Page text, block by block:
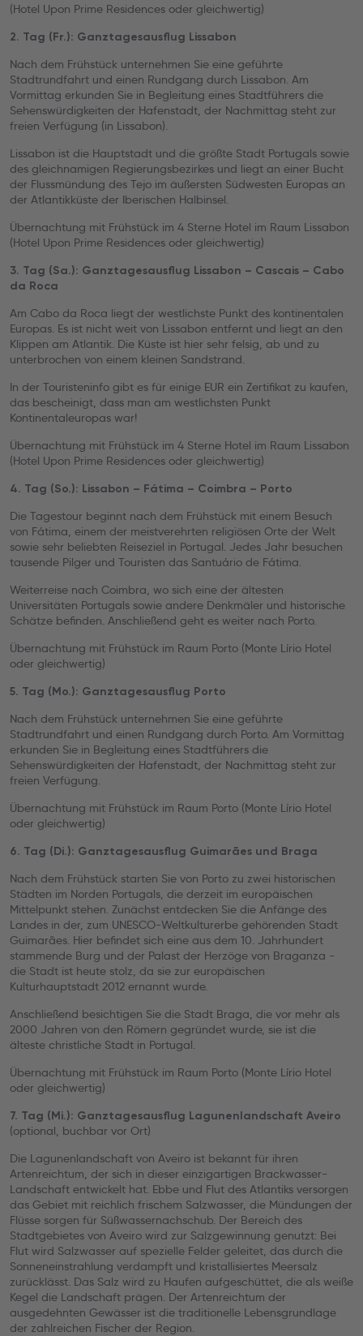
(Hotel Upon Prime Residences oder gleichwertig)
2. Tag (Fr.): Ganztagesausflug Lissabon
Nach dem Frühstück unternehmen Sie eine geführte
Stadtrundfahrt und einen Rundgang durch Lissabon. Am
Vormittag erkunden Sie in Begleitung eines Stadtführers die
Sehenswürdigkeiten der Hafenstadt, der Nachmittag steht zur
freien Verfügung (in Lissabon).
Lissabon ist die Hauptstadt und die größte Stadt Portugals sowie
des gleichnamigen Regierungsbezirkes und liegt an einer Bucht
der Flussmündung des Tejo im äußersten Südwesten Europas an
der Atlantikküste der Iberischen Halbinsel.
Übernachtung mit Frühstück im 4 Sterne Hotel im Raum Lissabon
(Hotel Upon Prime Residences oder gleichwertig)
3. Tag (Sa.): Ganztagesausflug Lissabon – Cascais – Cabo
da Roca
Am Cabo da Roca liegt der westlichste Punkt des kontinentalen
Europas. Es ist nicht weit von Lissabon entfernt und liegt an den
Klippen am Atlantik. Die Küste ist hier sehr felsig, ab und zu
unterbrochen von einem kleinen Sandstrand.
In der Touristeninfo gibt es für einige EUR ein Zertifikat zu kaufen,
das bescheinigt, dass man am westlichsten Punkt
Kontinentaleuropas war!
Übernachtung mit Frühstück im 4 Sterne Hotel im Raum Lissabon
(Hotel Upon Prime Residences oder gleichwertig)
4. Tag (So.): Lissabon – Fátima – Coimbra – Porto
Die Tagestour beginnt nach dem Frühstück mit einem Besuch
von Fátima, einem der meistverehrten religiösen Orte der Welt
sowie sehr beliebten Reiseziel in Portugal. Jedes Jahr besuchen
tausende Pilger und Touristen das Santuário de Fátima.
Weiterreise nach Coimbra, wo sich eine der ältesten
Universitäten Portugals sowie andere Denkmäler und historische
Schätze befinden. Anschließend geht es weiter nach Porto.
Übernachtung mit Frühstück im Raum Porto (Monte Lírio Hotel
oder gleichwertig)
5. Tag (Mo.): Ganztagesausflug Porto
Nach dem Frühstück unternehmen Sie eine geführte
Stadtrundfahrt und einen Rundgang durch Porto. Am Vormittag
erkunden Sie in Begleitung eines Stadtführers die
Sehenswürdigkeiten der Hafenstadt, der Nachmittag steht zur
freien Verfügung.
Übernachtung mit Frühstück im Raum Porto (Monte Lírio Hotel
oder gleichwertig)
6. Tag (Di.): Ganztagesausflug Guimarães und Braga
Nach dem Frühstück starten Sie von Porto zu zwei historischen
Städten im Norden Portugals, die derzeit im europäischen
Mittelpunkt stehen. Zunächst entdecken Sie die Anfänge des
Landes in der, zum UNESCO-Weltkulturerbe gehörenden Stadt
Guimarães. Hier befindet sich eine aus dem 10. Jahrhundert
stammende Burg und der Palast der Herzöge von Braganza -
die Stadt ist heute stolz, da sie zur europäischen
Kulturhauptstadt 2012 ernannt wurde.
Anschließend besichtigen Sie die Stadt Braga, die vor mehr als
2000 Jahren von den Römern gegründet wurde, sie ist die
älteste christliche Stadt in Portugal.
Übernachtung mit Frühstück im Raum Porto (Monte Lírio Hotel
oder gleichwertig)
7. Tag (Mi.): Ganztagesausflug Lagunenlandschaft Aveiro
(optional, buchbar vor Ort)
Die Lagunenlandschaft von Aveiro ist bekannt für ihren
Artenreichtum, der sich in dieser einzigartigen Brackwasser-
Landschaft entwickelt hat. Ebbe und Flut des Atlantiks versorgen
das Gebiet mit reichlich frischem Salzwasser, die Mündungen der
Flüsse sorgen für Süßwassernachschub. Der Bereich des
Stadtgebietes von Aveiro wird zur Salzgewinnung genutzt: Bei
Flut wird Salzwasser auf spezielle Felder geleitet, das durch die
Sonneneinstrahlung verdampft und kristallisiertes Meersalz
zurücklässt. Das Salz wird zu Haufen aufgeschüttet, die als weiße
Kegel die Landschaft prägen. Der Artenreichtum der
ausgedehnten Gewässer ist die traditionelle Lebensgrundlage
der zahlreichen Fischer der Region.